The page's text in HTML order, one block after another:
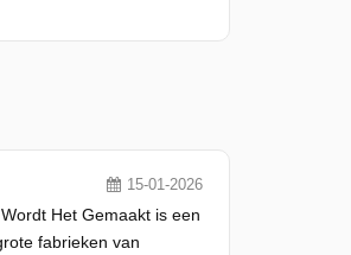
15-01-2026
Het Gemaakt is een
fabrieken van